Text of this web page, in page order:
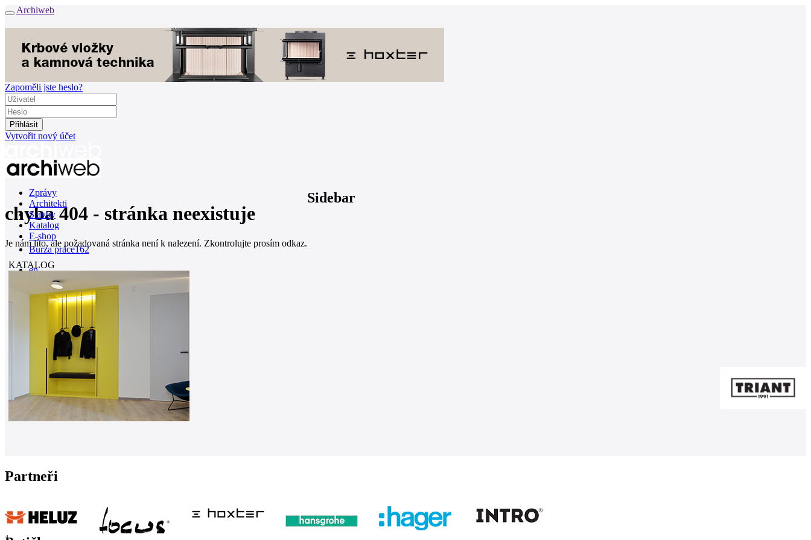
Archiweb
Zapoměli jste heslo?
Vytvořit nový účet
Zprávy
Architekti
Stavby
Katalog
E-shop
Burza práce162
en
chyba 404 - stránka neexistuje
Je nám líto, ale požadovaná stránka není k nalezení. Zkontrolujte prosím odkaz.
Sidebar
KATALOG
Partneři